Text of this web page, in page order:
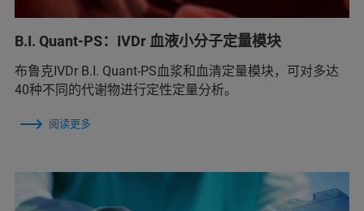
B.I. Quant-PS：IVDr 血液小分子定量模块
布鲁克IVDr B.I. Quant-PS血浆和血清定量模块，可对多达
40种不同的代谢物进行定性定量分析。
阅读更多